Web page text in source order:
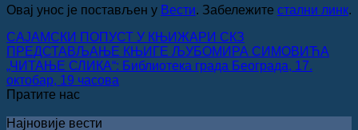
Овај унос је постављен у Вести. Забележите стални линк.
САЈАМСКИ ПОПУСТ У КЊИЖАРИ СКЗ
ПРЕДСТАВЉАЊЕ КЊИГЕ ЉУБОМИРА СИМОВИЋА
„ЧИТАЊЕ СЛИКА“: Библиотека града Београда, 17.
октобар, 19 часова
Пратите нас
Најновије вести